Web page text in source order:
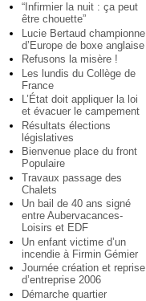
“Infirmier la nuit : ça peut
être chouette”
Lucie Bertaud championne
d’Europe de boxe anglaise
Refusons la misère !
Les lundis du Collège de
France
L’État doit appliquer la loi
et évacuer le campement
Résultats élections
législatives
Bienvenue place du front
Populaire
Travaux passage des
Chalets
Un bail de 40 ans signé
entre Aubervacances-
Loisirs et EDF
Un enfant victime d’un
incendie à Firmin Gémier
Journée création et reprise
d’entreprise 2006
Démarche quartier